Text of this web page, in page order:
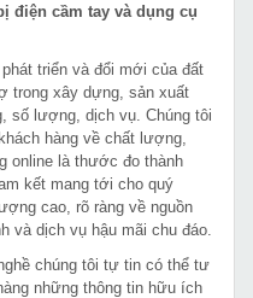
điện cầm tay và dụng cụ
triển và đổi mới của đất
trong xây dựng, sản xuất
số lượng, dịch vụ. Chúng tôi
hàng về chất lượng,
online là thước đo thành
kết mang tới cho quý
cao, rõ ràng về nguồn
và dịch vụ hậu mãi chu đáo.
chúng tôi tự tin có thể tư
những thông tin hữu ích